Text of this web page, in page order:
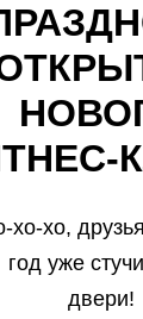
хо-хо,
год уже
двери!